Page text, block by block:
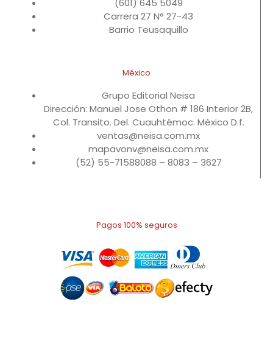
(601) 645 5049
Carrera 27 N° 27-43
Barrio Teusaquillo
México
Grupo Editorial Neisa
Dirección: Manuel Jose Othon # 186 Interior 2B,
Col. Transito. Del. Cuauhtémoc. México D.f.
ventas@neisa.com.mx
mapavonv@neisa.com.mx
(52) 55-71588088 – 8083 – 3627
Pagos 100% seguros